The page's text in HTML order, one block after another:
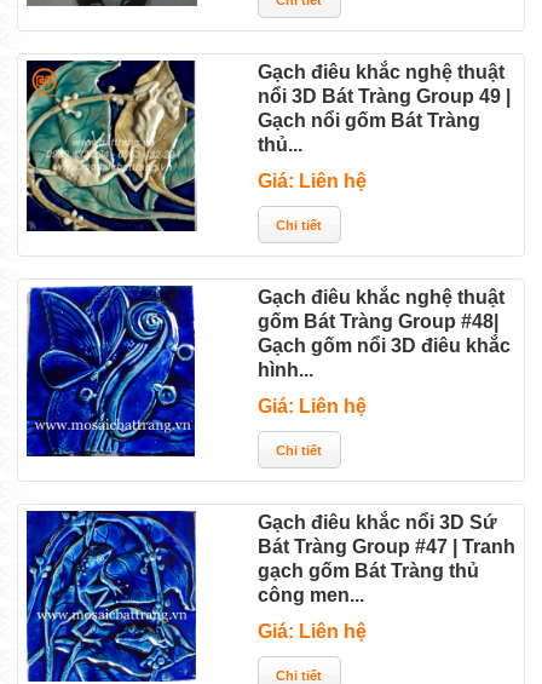
Gạch điêu khắc nghệ thuật
nổi 3D Bát Tràng Group 49 |
Gạch nổi gốm Bát Tràng
thủ...
Giá: Liên hệ
Gạch điêu khắc nghệ thuật
gốm Bát Tràng Group #48|
Gạch gốm nổi 3D điêu khắc
hình...
Giá: Liên hệ
Gạch điêu khắc nổi 3D Sứ
Bát Tràng Group #47 | Tranh
gạch gốm Bát Tràng thủ
công men...
Giá: Liên hệ